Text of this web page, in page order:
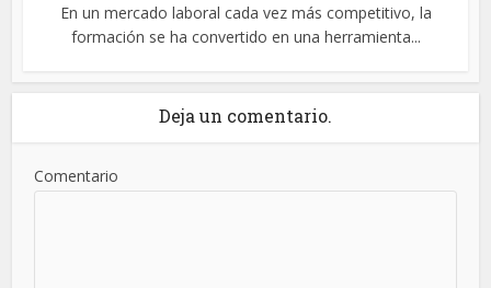
En un mercado laboral cada vez más competitivo, la
formación se ha convertido en una herramienta...
Deja un comentario.
Comentario